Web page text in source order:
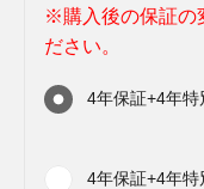
※購入後の保証の
ださい。
4年保証+4年特
4年保証+4年